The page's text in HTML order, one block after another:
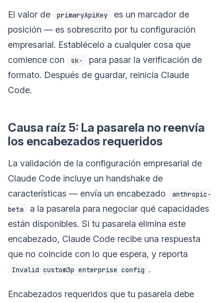
El valor de primaryApiKey
es un marcador de
posición — es sobrescrito por tu configuración
empresarial. Establécelo a cualquier cosa que
comience con
sk-
para pasar la verificación de
formato. Después de guardar, reinicia Claude
Code.
Causa raíz 5: La pasarela no reenvía
los encabezados requeridos
La validación de la configuración empresarial de
Claude Code incluye un handshake de
características — envía un encabezado
anthropic-
beta
a la pasarela para negociar qué capacidades
están disponibles. Si tu pasarela elimina este
encabezado, Claude Code recibe una respuesta
que no coincide con lo que espera, y reporta
Invalid custom3p enterprise config .
Encabezados requeridos que tu pasarela debe